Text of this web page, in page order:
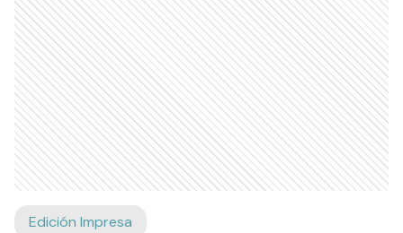
Edición Impresa